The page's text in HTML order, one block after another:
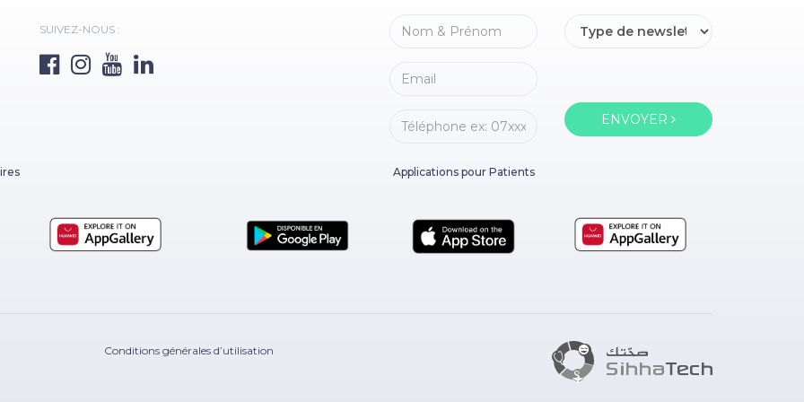
SUIVEZ-NOUS :
ENVOYER
Applications pour Patients
Conditions générales d’utilisation